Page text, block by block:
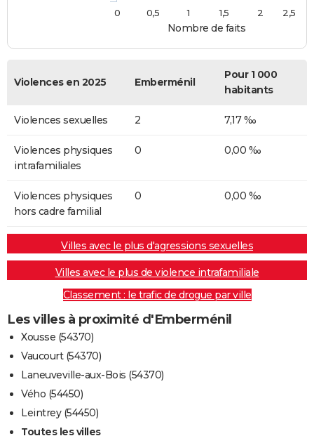
Nombre de faits
0
0,5 1 1,5 2 2,5
Violences en 2025 Emberménil
Pour 1 000
habitants
Violences sexuelles 2 7,17 ‰
Violences physiques
intrafamiliales
0 0,00 ‰
Violences physiques
hors cadre familial
0 0,00 ‰
Villes avec le plus d'agressions sexuelles
Villes avec le plus de violence intrafamiliale
Classement : le trafic de drogue par ville
Les villes à proximité d'Emberménil
Xousse (54370)
Vaucourt (54370)
Laneuveville-aux-Bois (54370)
Vého (54450)
Leintrey (54450)
Toutes les villes